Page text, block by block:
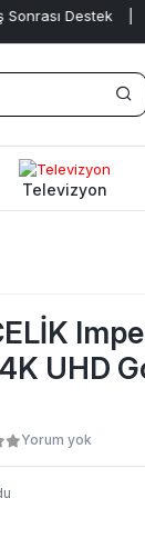
Destek |
Televizyon
UHD
Yorum yok